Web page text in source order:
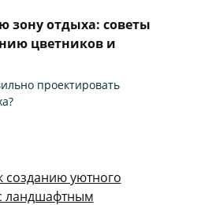
зону отдыха: советы
цветников и
проектировать